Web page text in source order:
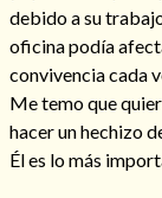
Hechizos
debido a su
oficina podía
convivencia cada
Me temo que
hacer un hechizo
Él es lo más